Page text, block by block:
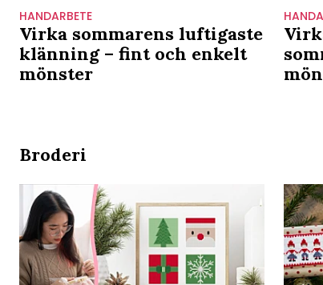
HANDARBETE
Virka sommarens luftigaste
klänning – fint och enkelt
mönster
Broderi